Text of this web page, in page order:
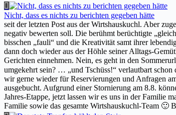
Nicht, dass es nichts zu berichten gegeben hätte
seit der letzten Post aus der Wirtshauskuchl. Aber
negativ bewerten soll. Die berühmt berüchtigte
bisschen „fauli“ und die Kreativität samt ihrer
dann doch wieder aus der Höhle seiner Alltags-
Gerichten einnehmen. Nein, es geht in den
umgekehrt sein? … „und Tschüss!“ verlautbart
wir gerne wieder für Reservierungen und Anfragen
ausgebucht. Aufgrund einer Stornierung am 8.8.
Jahres-Etappe, jetzt lassen wir es uns in der Familie
Familie sowie das gesamte Wirtshauskuchl-Team 🙂